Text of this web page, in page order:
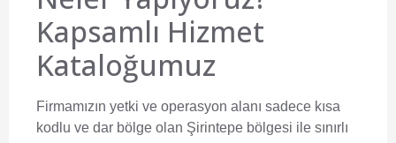
Kapsamlı Hizmet
Kataloğumuz
Firmamızın yetki ve operasyon alanı sadece kısa
kodlu ve dar bölge olan Şirintepe bölgesi ile sınırlı